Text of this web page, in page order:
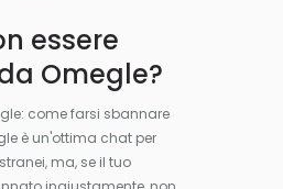
essere
Omegle?
come farsi sbannare
è un'ottima chat per
ma, se il tuo